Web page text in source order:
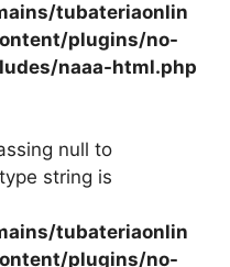
tubateriaonlin
plugins/no-
naaa-html.php
null to
string is
tubateriaonlin
plugins/no-